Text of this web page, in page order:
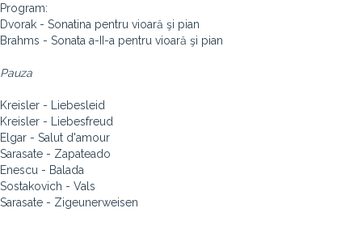
Program:
Dvorak - Sonatina pentru vioară şi pian
Brahms - Sonata a-II-a pentru vioară şi pian
Pauza
Kreisler - Liebesleid
Kreisler - Liebesfreud
Elgar - Salut d'amour
Sarasate - Zapateado
Enescu - Balada
Sostakovich - Vals
Sarasate - Zigeunerweisen